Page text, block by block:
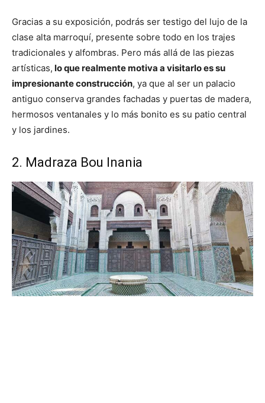
Gracias a su exposición, podrás ser testigo del lujo de la
clase alta marroquí, presente sobre todo en los trajes
tradicionales y alfombras. Pero más allá de las piezas
artísticas, lo que realmente motiva a visitarlo es su
impresionante construcción, ya que al ser un palacio
antiguo conserva grandes fachadas y puertas de madera,
hermosos ventanales y lo más bonito es su patio central
y los jardines.
2. Madraza Bou Inania